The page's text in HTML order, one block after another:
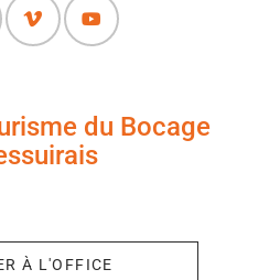
du Bocage
À L'OFFICE